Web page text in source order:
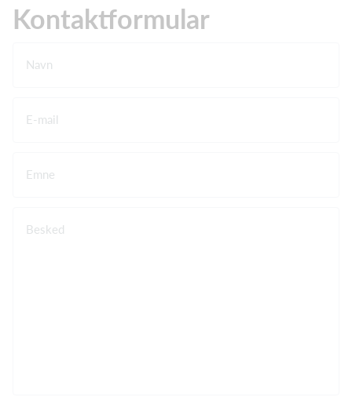
Kontaktformular
Navn
E-mail
Emne
Besked